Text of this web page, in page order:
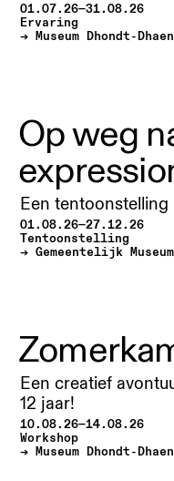
01.07.26—31.08.26
Ervaring
Museum Dhondt-
Op weg
Een tentoonstelling
01.08.26—27.12.26
Tentoonstelling
Gemeentelijk
Een creatief
12 jaar!
10.08.26—14.08.26
Workshop
Museum Dhondt-